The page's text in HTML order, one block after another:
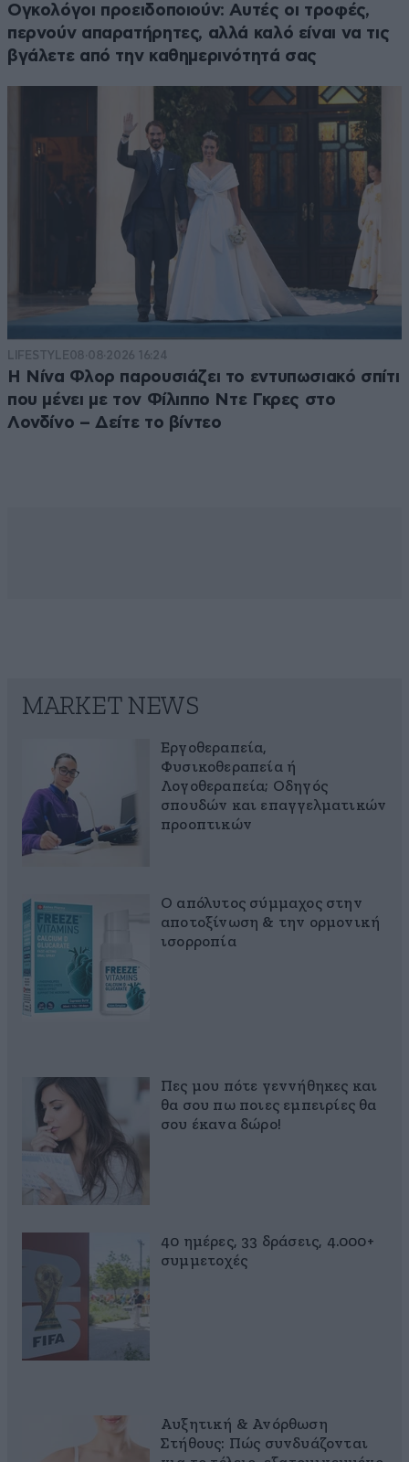
Ογκολόγοι προειδοποιούν: Αυτές οι τροφές,
περνούν απαρατήρητες, αλλά καλό είναι να τις
βγάλετε από την καθημερινότητά σας
LIFESTYLE08·08·2026 16:24
Η Νίνα Φλορ παρουσιάζει το εντυπωσιακό σπίτι
που μένει με τον Φίλιππο Ντε Γκρες στο
Λονδίνο – Δείτε το βίντεο
MARKET NEWS
Εργοθεραπεία,
Φυσικοθεραπεία ή
Λογοθεραπεία; Οδηγός
σπουδών και επαγγελματικών
προοπτικών
Ο απόλυτος σύμμαχος στην
αποτοξίνωση & την ορμονική
ισορροπία
Πες μου πότε γεννήθηκες και
θα σου πω ποιες εμπειρίες θα
σου έκανα δώρο!
40 ημέρες, 33 δράσεις, 4.000+
συμμετοχές
Αυξητική & Ανόρθωση
Στήθους: Πώς συνδυάζονται